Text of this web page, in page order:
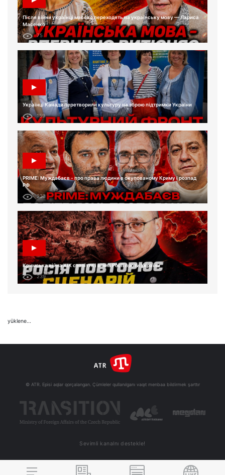
Після війни українці масово переходять на українську мову — Лариса
Масенко
75
Українці Канади перетворили культуру на зброю підтримки України
159
PRIME: Муждабаєв - про права людини в окупованому Криму і розпад
РФ
233
Кримська війна XIX століття і війна Росії проти України
239
yüklene...
© ATR. Episi aqlar qorçalangan. Çümleler qullanılganı vaqıt menbaa bildirmek şarttır
Sevimli kanalnı destekle!